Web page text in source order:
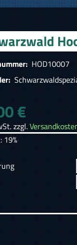
HOD10007
€
zzgl.
19%